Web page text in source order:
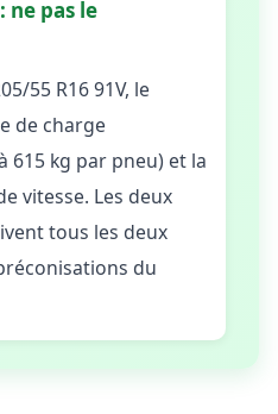
ne pas le
55 R16 91V, le
de charge
615 kg par pneu) et la
vitesse. Les deux
tous les deux
du